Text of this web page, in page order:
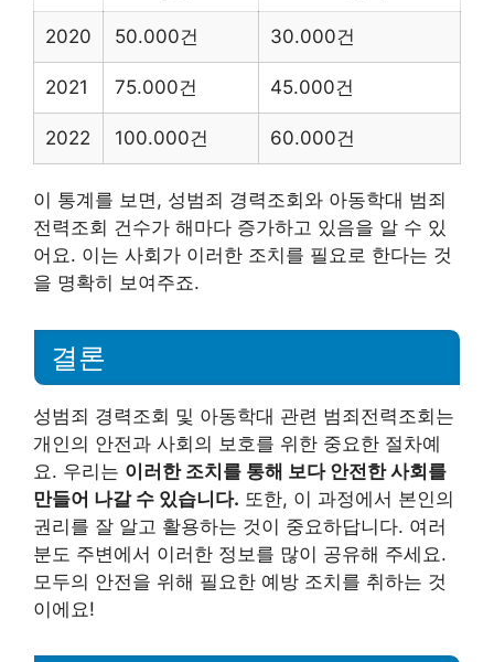
2020 50.000건 30.000건
2021 75.000건 45.000건
2022 100.000건 60.000건
이 통계를 보면, 성범죄 경력조회와 아동학대 범죄
전력조회 건수가 해마다 증가하고 있음을 알 수 있
어요. 이는 사회가 이러한 조치를 필요로 한다는 것
을 명확히 보여주죠.
결론
성범죄 경력조회 및 아동학대 관련 범죄전력조회는
개인의 안전과 사회의 보호를 위한 중요한 절차예
요. 우리는 이러한 조치를 통해 보다 안전한 사회를
만들어 나갈 수 있습니다. 또한, 이 과정에서 본인의
권리를 잘 알고 활용하는 것이 중요하답니다. 여러
분도 주변에서 이러한 정보를 많이 공유해 주세요.
모두의 안전을 위해 필요한 예방 조치를 취하는 것
이에요!